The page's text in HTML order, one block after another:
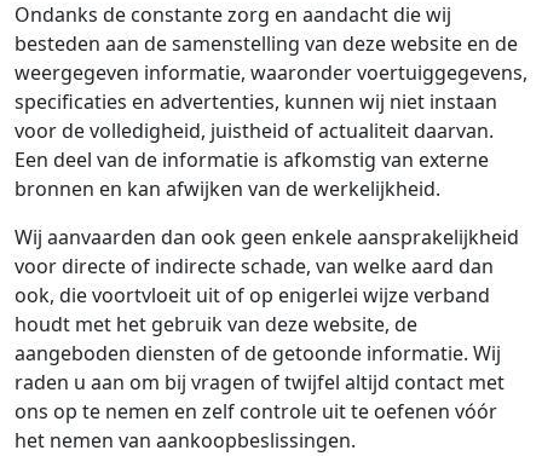
Ondanks de constante zorg en aandacht die wij
besteden aan de samenstelling van deze website en de
weergegeven informatie, waaronder voertuiggegevens,
specificaties en advertenties, kunnen wij niet instaan
voor de volledigheid, juistheid of actualiteit daarvan.
Een deel van de informatie is afkomstig van externe
bronnen en kan afwijken van de werkelijkheid.
Wij aanvaarden dan ook geen enkele aansprakelijkheid
voor directe of indirecte schade, van welke aard dan
ook, die voortvloeit uit of op enigerlei wijze verband
houdt met het gebruik van deze website, de
aangeboden diensten of de getoonde informatie. Wij
raden u aan om bij vragen of twijfel altijd contact met
ons op te nemen en zelf controle uit te oefenen vóór
het nemen van aankoopbeslissingen.